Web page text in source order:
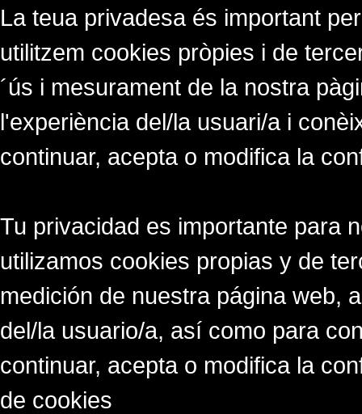
La teua privadesa és important
utilitzem cookies pròpies i de
´ús i mesurament de la nostra
l'experiència del/la usuari/a i
continuar, acepta o modifica la
Tu privacidad es importante para
utilizamos cookies propias y de
medición de nuestra página web,
del/la usuario/a, así como para
continuar, acepta o modifica la
de cookies